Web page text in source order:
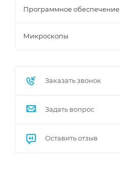
Программное обеспечение
Микроскопы
Заказать звонок
Задать вопрос
Оставить отзыв